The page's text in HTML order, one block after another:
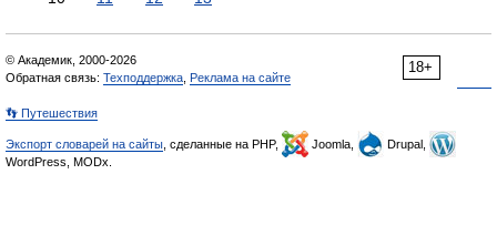
18+
© Академик, 2000-2026
Обратная связь: Техподдержка Реклама на сайте
👣 Путешествия
Экспорт словарей на сайты , сделанные на PHP, Joomla,
Drupal,
WordPress, MODx.